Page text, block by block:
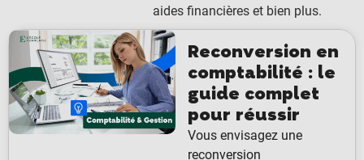
aides financières et bien plus.
Reconversion en
comptabilité : le
guide complet
pour réussir
Vous envisagez une
reconversion